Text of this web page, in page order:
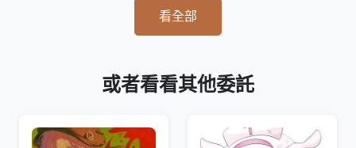
看全部
或者看看其他委託